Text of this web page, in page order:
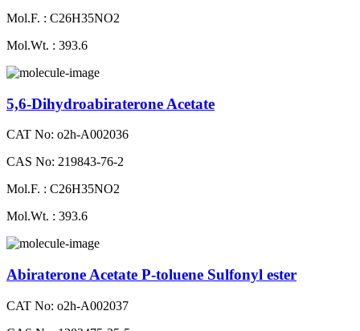
Mol.F. : C26H35NO2
Mol.Wt. : 393.6
5,6-Dihydroabiraterone Acetate
CAT No: o2h-A002036
CAS No: 219843-76-2
Mol.F. : C26H35NO2
Mol.Wt. : 393.6
Abiraterone Acetate P-toluene Sulfonyl ester
CAT No: o2h-A002037